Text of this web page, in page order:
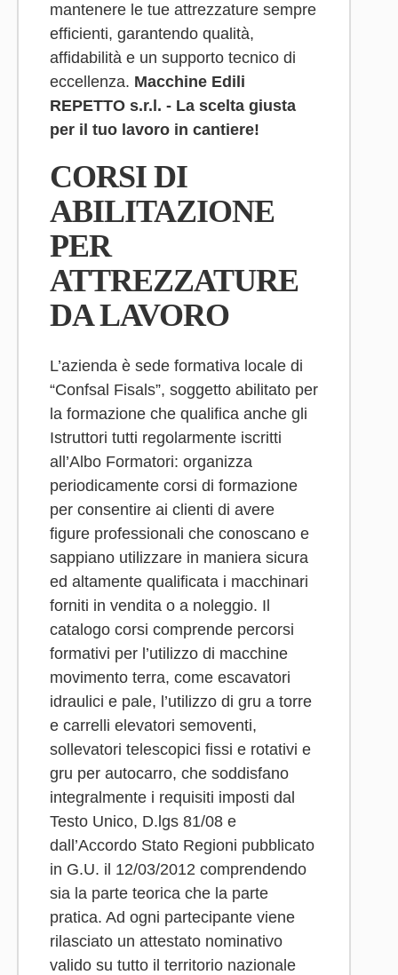
mantenere le tue attrezzature sempre
efficienti, garantendo qualità,
affidabilità e un supporto tecnico di
eccellenza. Macchine Edili
REPETTO s.r.l. - La scelta giusta
per il tuo lavoro in cantiere!
CORSI DI
ABILITAZIONE
PER
ATTREZZATURE
DA LAVORO
L’azienda è sede formativa locale di
“Confsal Fisals”, soggetto abilitato per
la formazione che qualifica anche gli
Istruttori tutti regolarmente iscritti
all’Albo Formatori: organizza
periodicamente corsi di formazione
per consentire ai clienti di avere
figure professionali che conoscano e
sappiano utilizzare in maniera sicura
ed altamente qualificata i macchinari
forniti in vendita o a noleggio. Il
catalogo corsi comprende percorsi
formativi per l’utilizzo di macchine
movimento terra, come escavatori
idraulici e pale, l’utilizzo di gru a torre
e carrelli elevatori semoventi,
sollevatori telescopici fissi e rotativi e
gru per autocarro, che soddisfano
integralmente i requisiti imposti dal
Testo Unico, D.lgs 81/08 e
dall’Accordo Stato Regioni pubblicato
in G.U. il 12/03/2012 comprendendo
sia la parte teorica che la parte
pratica. Ad ogni partecipante viene
rilasciato un attestato nominativo
valido su tutto il territorio nazionale